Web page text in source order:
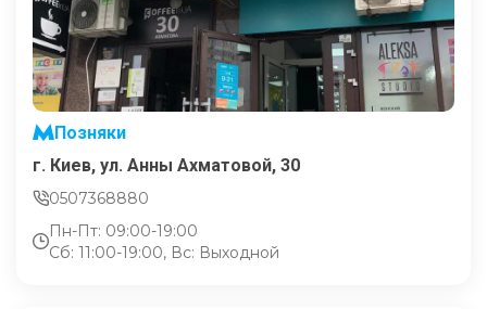
Позняки
г. Киев, ул. Анны Ахматовой, 30
0507368880
Пн-Пт: 09:00-19:00
Сб: 11:00-19:00, Вс: Выходной